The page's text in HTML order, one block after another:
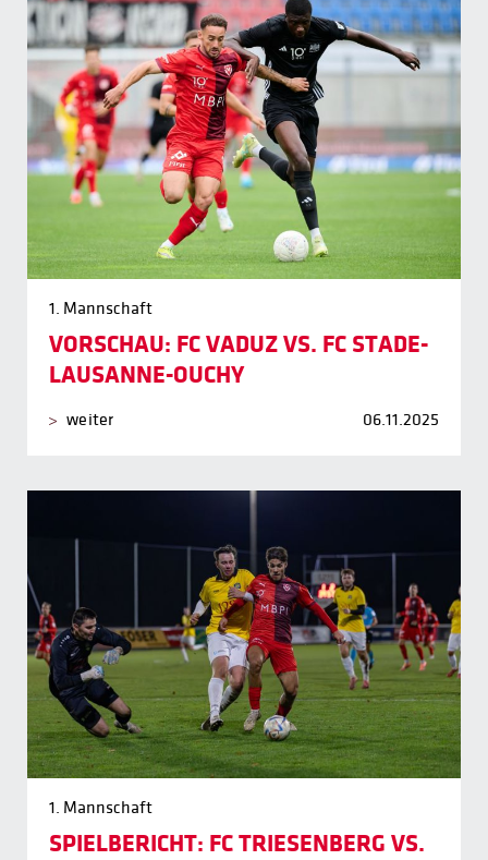
1. Mannschaft
VORSCHAU: FC VADUZ VS. FC STADE-
LAUSANNE-OUCHY
weiter 06.11.2025
1. Mannschaft
SPIELBERICHT: FC TRIESENBERG VS.